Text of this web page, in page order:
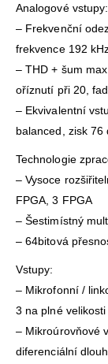
Analogové vstupy:
– Frekvenční
frekvence 192
– THD + šum
oříznutí při 20,
– Ekvivalentní
balanced, zisk 76
Technologie
– Vysoce
FPGA, 3 FPGA
– Šestimístný
– 64bitová
Vstupy:
– Mikrofonní /
3 na plné
– Mikroúrovňové
diferenciální